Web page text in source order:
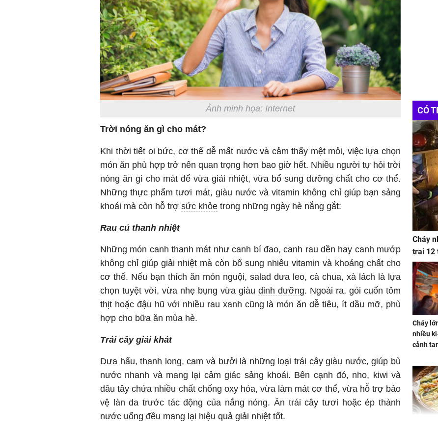
Ảnh minh họa: Internet
Trời nóng ăn gì cho mát?
Khi thời tiết oi bức, cơ thể dễ mất nước và cảm thấy mệt mỏi, việc lựa chọn
món ăn phù hợp trở nên quan trọng hơn bao giờ hết. Nhiều người tự hỏi trời
nóng ăn gì cho mát để vừa giải nhiệt, vừa bổ sung dưỡng chất cho cơ thể.
Những thực phẩm tươi mát, giàu nước và vitamin không chỉ giúp bạn sảng
khoái mà còn hỗ trợ sức khỏe trong những ngày hè nắng gắt:
Rau củ thanh nhiệt
Những món canh thanh mát như canh bí đao, canh rau dền hay canh mướp
không chỉ giúp giải nhiệt mà còn bổ sung nhiều vitamin và khoáng chất cho
cơ thể. Nếu bạn thích ăn món nguội, salad dưa leo, cà chua, xà lách là lựa
chọn tuyệt vời, vừa nhẹ bụng vừa giàu dinh dưỡng. Ngoài ra, gỏi cuốn tôm
thịt hoặc đậu hũ với nhiều rau xanh cũng là món ăn dễ tiêu, ít dầu mỡ, phù
hợp cho bữa ăn mùa hè.
Trái cây giải khát
Dưa hấu, thanh long, cam và bưởi là những loại trái cây giàu nước, giúp bù
nước nhanh và mang lại cảm giác sảng khoái. Bên cạnh đó, nho, kiwi và
dâu tây chứa nhiều chất chống oxy hóa, vừa làm mát cơ thể, vừa hỗ trợ bảo
vệ làn da trước tác động của nắng nóng. Ăn trái cây tươi hoặc ép thành
nước uống đều mang lại hiệu quả giải nhiệt tốt.
CÓ
Cháy
trai 12
Cháy
nhiều
cảnh